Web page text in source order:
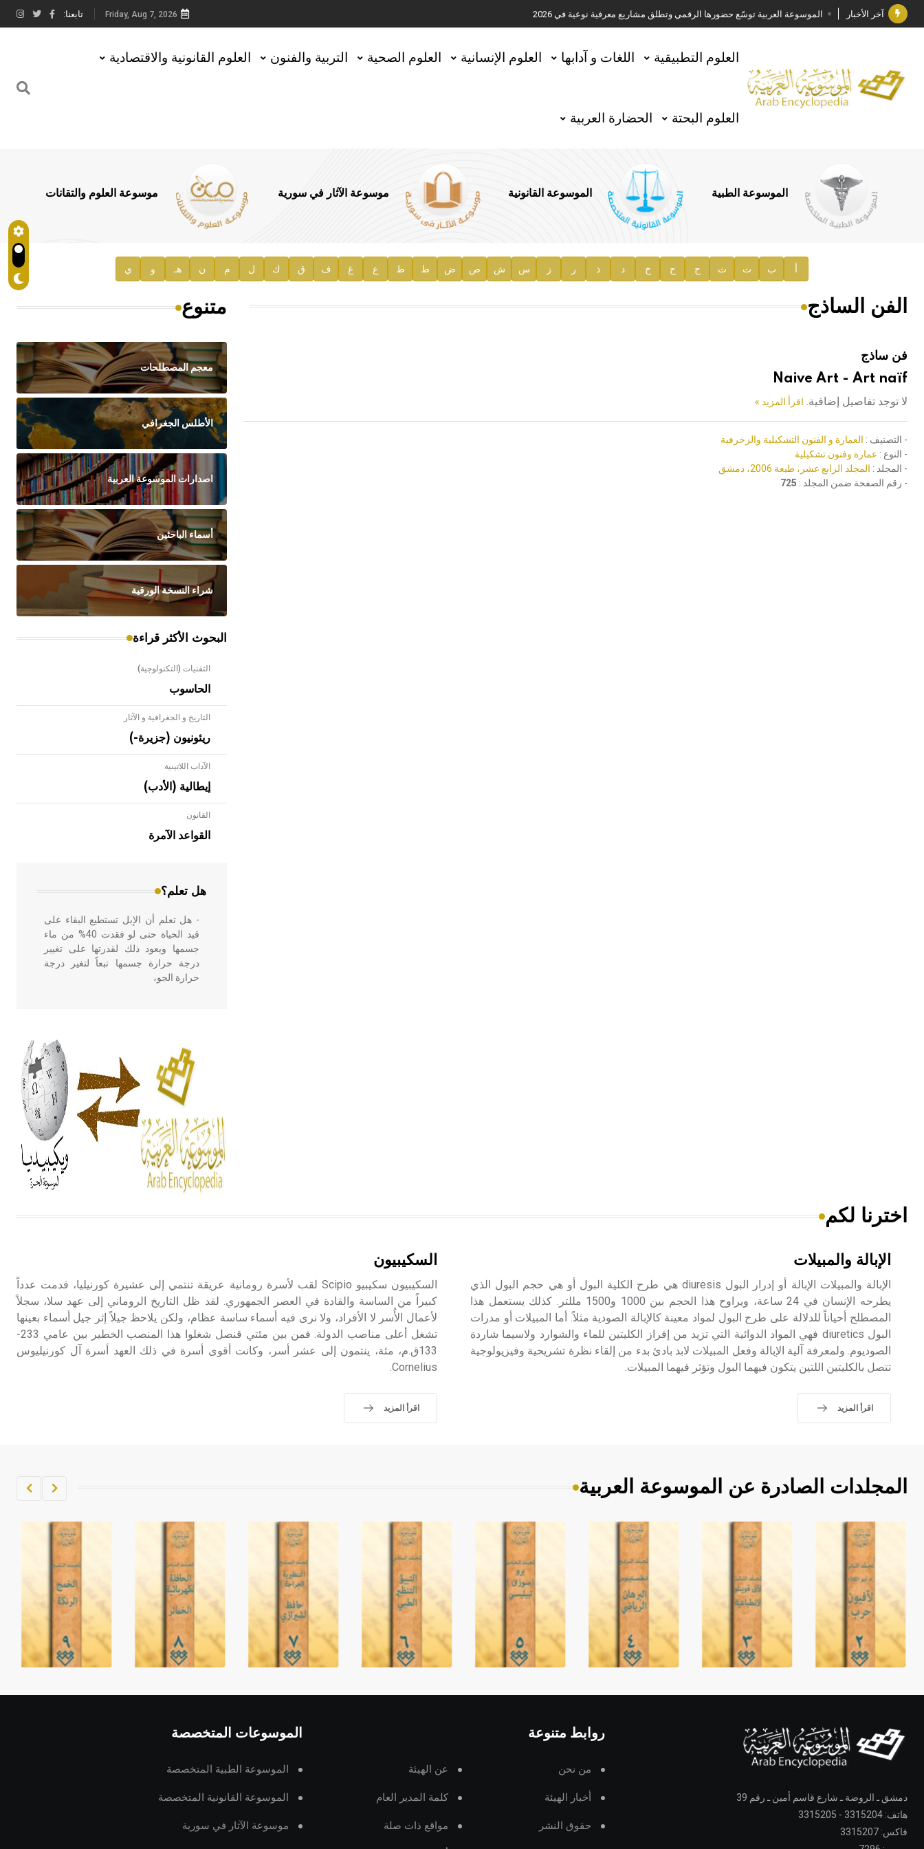
آخر الأخبار الموسوعة العربية توسّع حضورها الرقمي وتطلق مشاريع معرفية نوعية في 2026
جائزة مجمع الملك سلمان العالمي للغة العربية 2025
الأستاذ إياد خالد الطباع مدير عام لهيئة الموسوعة العربية
السيد محمد ياسين صالح وزيرا للثقافة
توصيات مجلس الإدارة
صدور المجلد السابع من موسوعة الآثار في سورية
إعلان..
هيئة الموسوعة العربية تطلق موسوعات جديدة في عام 2026
Friday, Aug 7, 2026 تابعنا:
العلوم التطبيقية اللغات و آدابها العلوم الإنسانية العلوم الصحية التربية والفنون العلوم القانونية والاقتصادية
العلوم البحتة الحضارة العربية
الموسوعة الطبية الموسوعة القانونية موسوعة الآثار في سورية موسوعة العلوم والتقانات
أ ب ت ث ج ح خ د ذ ر ز س ش ص ض ط ظ ع غ ف ق ك ل م ن هـ و ي
الفن الساذج
فن ساذج
Naive Art - Art naïf
لا توجد تفاصيل إضافية. اقرأ المزيد »
- التصنيف : العمارة و الفنون التشكيلية والزخرفية
- النوع : عمارة وفنون تشكيلية
- المجلد : المجلد الرابع عشر، طبعة 2006، دمشق
- رقم الصفحة ضمن المجلد : 725
متنوع
معجم المصطلحات
الأطلس الجغرافي
اصدارات الموسوعة العربية
أسماء الباحثين
شراء النسخة الورقية
البحوث الأكثر قراءة
التقنيات (التكنولوجية)
الحاسوب
التاريخ و الجغرافية و الآثار
ريئونيون (جزيرة-)
الآداب اللاتينية
إيطالية (الأدب)
القانون
القواعد الآمرة
هل تعلم؟
- هل تعلم أن الأبلق نوع من الفنون
الهندسية التي ارتبطت بالعمارة الإسلامية
في بلاد الشام ومصر خاصة، حيث يحرص
- هل تعلم أن الإبل تستطيع البقاء على
قيد الحياة حتى لو فقدت 40% من ماء
جسمها ويعود ذلك لقدرتها على تغيير
درجة حرارة جسمها تبعاً لتغير درجة
حرارة الجو،
أربعة مؤلفات هي: الحكم، الأدلة، تنظيم
التغذية، ورسالته في جروح الرأس.
ويعود له الفضل بأنه حرر الطب من
الدين والفلسفة.
- هل تعلم أن المرجان إفراز حيواني
يتكون في البحر ويتركب من مادة
كربونات الكلسيوم، وهو أحمر أو شديد
الحمرة وهو أجود أنواعه، ويمتاز بكبر
الحجم ويسمى الش
الإنكليزية أب
- هل تعلم أن أبجر Abgar اسم معروف
جيداً يعود إلى عدد من الملوك الذين
اخترنا لكم
الإبالة والمبيلات
الإبالة والمبيلات الإبالة أو إدرار البول diuresis هي طرح الكلية البول أو هي حجم البول الذي
يطرحه الإنسان في 24 ساعة، ويراوح هذا الحجم بين 1000 و1500 مللتر. كذلك يستعمل هذا
المصطلح أحياناً للدلالة على طرح البول لمواد معينة كالإبالة الصودية مثلاً. أما المبيلات أو مدرات
البول diuretics فهي المواد الدوائية التي تزيد من إفراز الكليتين للماء والشوارد ولاسيما شاردة
الصوديوم. ولمعرفة آلية الإبالة وفعل المبيلات لابد بادئ بدء من إلقاء نظرة تشريحية وفيزيولوجية
تتصل بالكليتين اللتين يتكون فيهما البول وتؤثر فيهما المبيلات.
اقرأ المزيد
السكيبيون
السكيبيون سكيبيو Scipio لقب لأسرة رومانية عريقة تنتمي إلى عشيرة كورنيليا، قدمت عدداً
كبيراً من الساسة والقادة في العصر الجمهوري. لقد ظل التاريخ الروماني إلى عهد سلا، سجلاً
لأعمال الأُسر لا الأفراد، ولا نرى فيه أسماء ساسة عظام، ولكن يلاحظ جيلاً إثر جيل أسماء بعينها
تشغل أعلى مناصب الدولة. فمن بين مئتي قنصل شغلوا هذا المنصب الخطير بين عامي 233-
133ق.م، مئة، ينتمون إلى عشر أسر، وكانت أقوى أسرة في ذلك العهد أسرة آل كورنيليوس
Cornelius.
اقرأ المزيد
المجلدات الصادرة عن الموسوعة العربية
دمشق ـ الروضة ـ شارع قاسم أمين ـ رقم 39
هاتف: 3315204 - 3315205
فاكس: 3315207
روابط متنوعة
من نحن عن الهيئة
أخبار الهيئة كلمة المدير العام
حقوق النشر مواقع ذات صلة
الموسوعات المتخصصة
الموسوعة الطبية المتخصصة
الموسوعة القانونية المتخصصة
موسوعة الآثار في سورية